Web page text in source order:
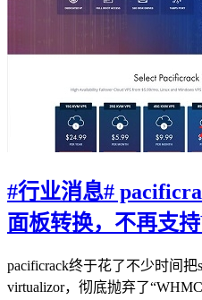
#行业消息#
面板转换，不再支
pacificrack终于花了不少时间把
virtualizor，彻底抛弃了